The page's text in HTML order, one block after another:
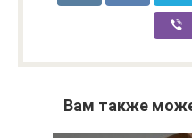
Вам также